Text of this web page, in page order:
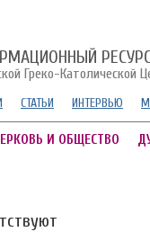
Греко-Католической
СТАТЬИ ИНТЕРВЬЮ
И ОБЩЕСТВО